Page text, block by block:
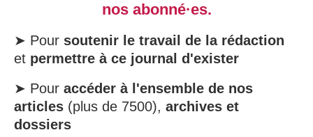
nos abonné·es.
➤ Pour soutenir le travail de la rédaction
et permettre à ce journal d'exister
➤ Pour accéder à l'ensemble de nos
articles (plus de 7500), archives et
dossiers